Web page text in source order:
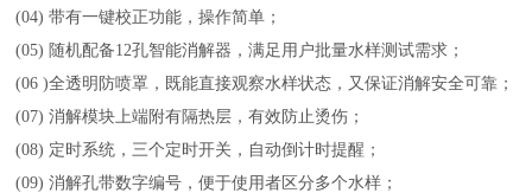
(04) 带有一键校正功能，操作简单；
(05) 随机配备12孔智能消解器，满足用户批量水样测试需求；
(06 )全透明防喷罩，既能直接观察水样状态，又保证消解安全可靠；
(07) 消解模块上端附有隔热层，有效防止烫伤；
(08) 定时系统，三个定时开关，自动倒计时提醒；
(09) 消解孔带数字编号，便于使用者区分多个水样；